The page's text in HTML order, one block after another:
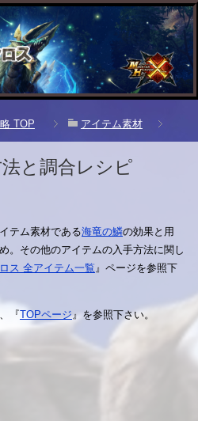
TOP アイテム素材
と調合レシピ
テム素材である海竜の鱗の効果と用
。その他のアイテムの入手方法に関し
ス 全アイテム一覧 』ページを参照下
『TOPページ』を参照下さい。